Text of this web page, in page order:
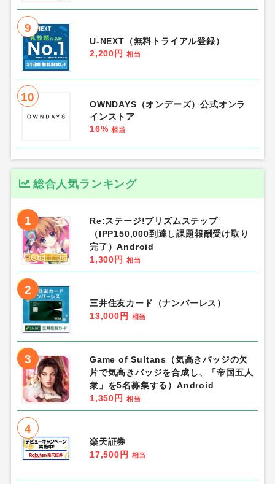
9
U-NEXT（無料トライアル登録）
2,200円
相当
10
OWNDAYS（オンデーズ）公式オンラ
インストア
16% 相当
総合人気ランキング
1
Re:ステージ!プリズムステップ
（IPP150,000到達し課題報酬受け取り
完了）Android
1,300円
相当
2
三井住友カード（ナンバーレス）
13,000円
相当
3
Game of Sultans（気高きバッジの欠
片で気高きバッジを合成し、「帝国五人
衆」を5名募集する）Android
1,350円
相当
4
楽天証券
17,500円
相当